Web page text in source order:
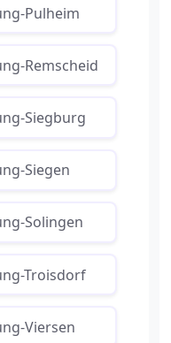
Pulheim
Remscheid
Siegburg
Siegen
Solingen
Troisdorf
Viersen